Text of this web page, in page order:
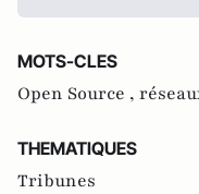
MOTS-CLES
Open Source ,
THEMATIQUES
Tribunes